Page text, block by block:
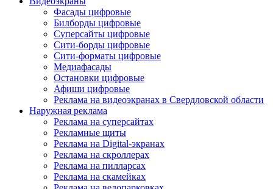
Фасады цифровые
Билборды цифровые
Суперсайты цифровые
Сити-борды цифровые
Сити-форматы цифровые
Медиафасады
Остановки цифровые
Афиши цифровые
Реклама на видеоэкранах в Свердловской области
Наружная реклама
Реклама на суперсайтах
Рекламные щиты
Реклама на Digital-экранах
Реклама на скроллерах
Реклама на пилларсах
Реклама на скамейках